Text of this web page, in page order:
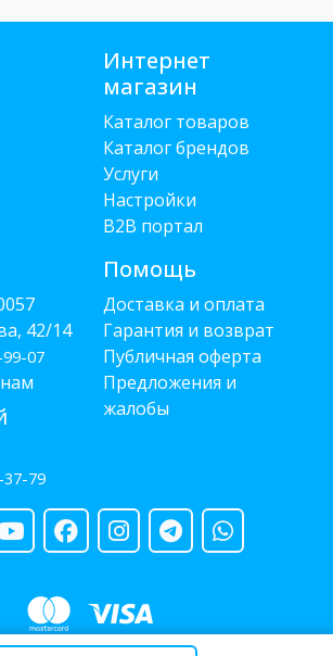
42/14
07
37-79
Интернет
магазин
Каталог товаров
Каталог брендов
Услуги
Настройки
B2B портал
Помощь
Доставка и оплата
Гарантия и возврат
Публичная оферта
Предложения и
жалобы